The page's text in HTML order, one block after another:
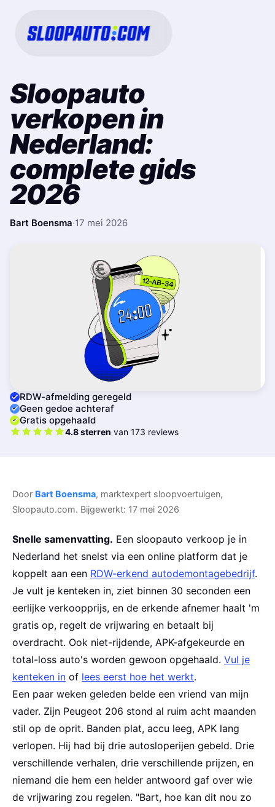
Sloopauto
verkopen in
Nederland:
complete gids
2026
Bart Boensma·17 mei 2026
RDW-afmelding geregeld
Geen gedoe achteraf
Gratis opgehaald
4.8 sterren van 173 reviews
Door Bart Boensma, marktexpert sloopvoertuigen,
Sloopauto.com. Bijgewerkt: 17 mei 2026
Snelle samenvatting. Een sloopauto verkoop je in
Nederland het snelst via een online platform dat je
koppelt aan een RDW-erkend autodemontagebedrijf.
Je vult je kenteken in, ziet binnen 30 seconden een
eerlijke verkoopprijs, en de erkende afnemer haalt 'm
gratis op, regelt de vrijwaring en betaalt bij
overdracht. Ook niet-rijdende, APK-afgekeurde en
total-loss auto's worden gewoon opgehaald. Vul je
kenteken in of lees eerst hoe het werkt.
Een paar weken geleden belde een vriend van mijn
vader. Zijn Peugeot 206 stond al ruim acht maanden
stil op de oprit. Banden plat, accu leeg, APK lang
verlopen. Hij had bij drie autosloperijen gebeld. Drie
verschillende verhalen, drie verschillende prijzen, en
niemand die hem een helder antwoord gaf over wie
de vrijwaring zou regelen. "Bart, hoe kan dit nou zo